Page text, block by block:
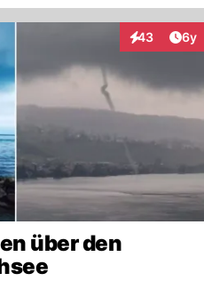
43
Interaktionen
6y
über den